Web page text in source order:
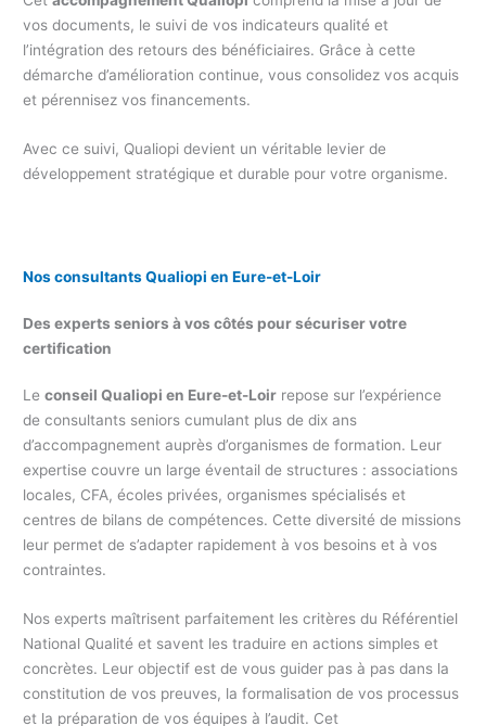
vos documents, le suivi de vos indicateurs qualité et
l’intégration des retours des bénéficiaires. Grâce à cette
démarche d’amélioration continue, vous consolidez vos acquis
et pérennisez vos financements.
Avec ce suivi, Qualiopi devient un véritable levier de
développement stratégique et durable pour votre organisme.
Nos consultants Qualiopi en Eure-et-Loir
Des experts seniors à vos côtés pour sécuriser votre
certification
Leconseil Qualiopi en Eure-et-Loir repose sur l’expérience
de consultants seniors cumulant plus de dix ans
d’accompagnement auprès d’organismes de formation. Leur
expertise couvre un large éventail de structures : associations
locales, CFA, écoles privées, organismes spécialisés et
centres de bilans de compétences. Cette diversité de missions
leur permet de s’adapter rapidement à vos besoins et à vos
contraintes.
Nos experts maîtrisent parfaitement les critères du Référentiel
National Qualité et savent les traduire en actions simples et
concrètes. Leur objectif est de vous guider pas à pas dans la
constitution de vos preuves, la formalisation de vos processus
et la préparation de vos équipes à l’audit. Cet